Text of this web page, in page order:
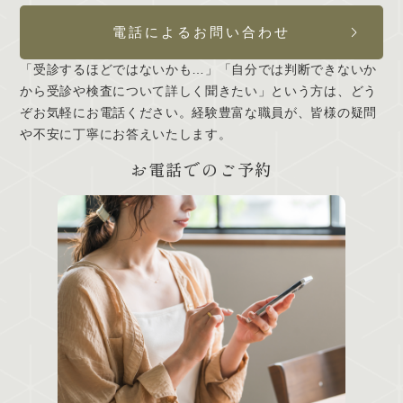
電話によるお問い合わせ
「受診するほどではないかも…」「自分では判断できないか
から受診や検査について詳しく聞きたい」という方は、どう
ぞお気軽にお電話ください。経験豊富な職員が、皆様の疑問
や不安に丁寧にお答えいたします。
お電話でのご予約